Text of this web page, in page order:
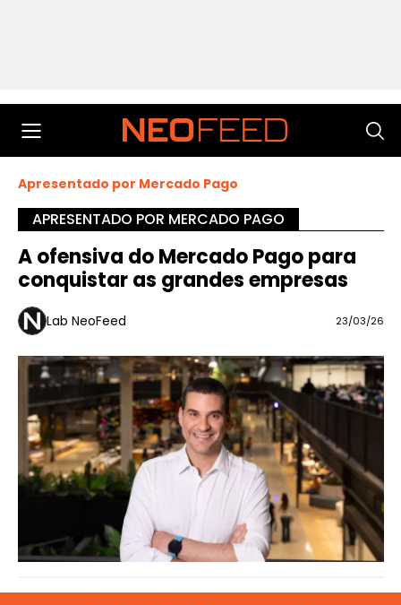
Apresentado por Mercado Pago
APRESENTADO POR MERCADO PAGO
A ofensiva do Mercado Pago para
conquistar as grandes empresas
Lab NeoFeed 23/03/26